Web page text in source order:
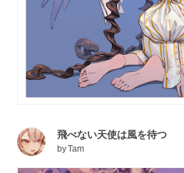
飛べない天使は風を待つ
byTam